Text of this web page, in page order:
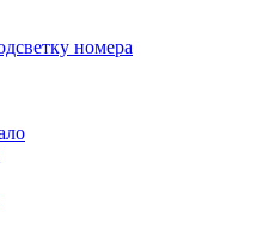
номера